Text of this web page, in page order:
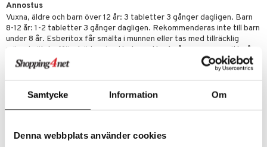
Samtycke Information Om
Denna webbplats använder cookies
Annostus
Vuxna, äldre och barn över 12 år: 3 tabletter 3 gånger dagligen. Barn
8-12 år: 1-2 tabletter 3 gånger dagligen. Rekommenderas inte till barn
under 8 år. Esberitox får smälta i munnen eller tas med tillräcklig
mängd vätska (företrädesvis ett glas vatten) på morgonen, mitt på
dagen och på kvällen. Vid förkylningssymptom bör behandlingen
starta så snabbt som möjligt. Esberitox ska inte användas längre än
sjukvårdspersonal om symptomen kvarstår efter 10 dagar.
Ainesosat
tinctoria L.), röd solhatt (Echinacea purpurea Moench) och
läkerudbeckia (Echinacea pallida Nutt.) samt blad och grenskott från